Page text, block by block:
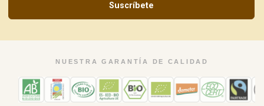
Suscríbete
NUESTRA GARANTÍA DE CALIDAD